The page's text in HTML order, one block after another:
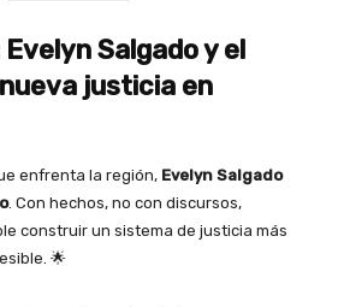
Salgado y el
justicia en
enfrenta la región, Evelyn Salgado
. Con hechos, no con discursos,
construir un sistema de justicia más
🌟